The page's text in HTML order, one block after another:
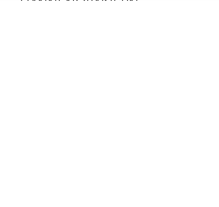
HANNENORAK,ISBN :